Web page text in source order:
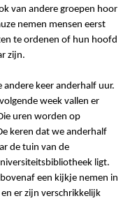
van andere groepen hoor
nemen mensen eerst
te ordenen of hun hoofd
zijn.
andere keer anderhalf uur.
week vallen er
uren worden op
keren dat we anderhalf
de tuin van de
ligt.
een kijkje nemen in
er zijn verschrikkelijk